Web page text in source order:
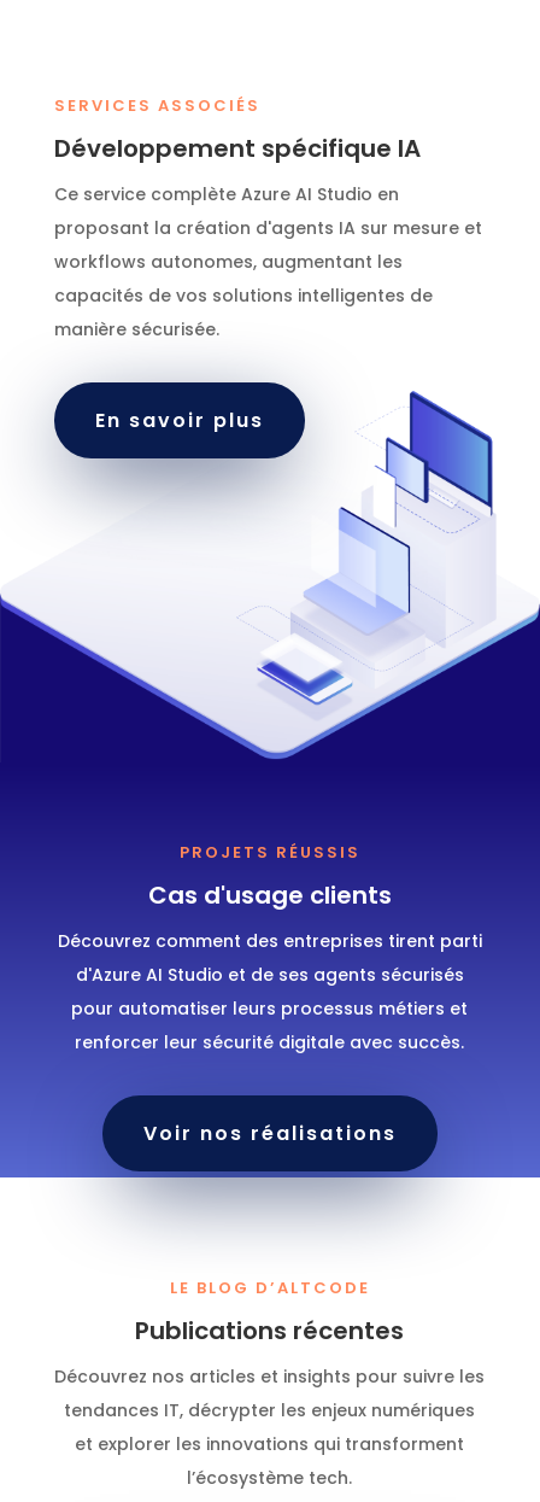
SERVICES ASSOCIÉS
Développement spécifique IA
Ce service complète Azure AI Studio en
proposant la création d'agents IA sur mesure et
workflows autonomes, augmentant les
capacités de vos solutions intelligentes de
manière sécurisée.
En savoir plus
PROJETS RÉUSSIS
Cas d'usage clients
Découvrez comment des entreprises tirent parti
d'Azure AI Studio et de ses agents sécurisés
pour automatiser leurs processus métiers et
renforcer leur sécurité digitale avec succès.
Voir nos réalisations
LE BLOG D’ALTCODE
Publications récentes
Découvrez nos articles et insights pour suivre les
tendances IT, décrypter les enjeux numériques
et explorer les innovations qui transforment
l’écosystème tech.